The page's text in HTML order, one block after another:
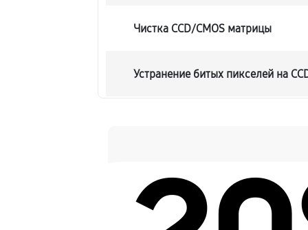
Чистка CCD/CMOS матрицы
Устранение битых пикселей на
Замена затвора фотоаппарата